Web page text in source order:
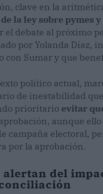
clave en la
la ley sobre pymes
el debate al próximo
por Yolanda Díaz,
con Sumar y que
político actual,
de inestabilidad
prioritario evitar
aunque
campaña electoral,
por la aprobación.
del